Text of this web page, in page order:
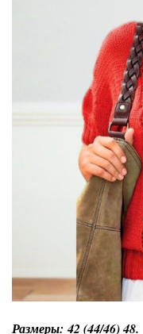
Размеры: 42 (44/46) 48.